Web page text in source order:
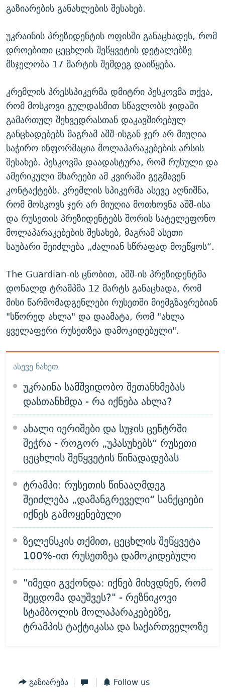
გაზიარების განახლების შესახებ.
უკრაინის პრეზიდენტის ოფისში განაცხადეს, რომ
დროებითი ცეცხლის შეწყვეტის დეტალებზე
მსჯელობა 17 მარტის შემდეგ დაიწყება.
კრემლის პრესსპიკერმა დმიტრი პესკოვმა თქვა,
რომ მოსკოვი გულდასმით სწავლობს ჯიდაში
გამართულ შეხვედრასთან დაკავშირებულ
განცხადებებს მაგრამ აშშ-ისგან ჯერ არ მიუღია
საჭირო ინფორმაცია მოლაპარაკებების არსის
შესახებ. პესკოვმა დაადასტურა, რომ რუსული და
ამერიკული მხარეები ამ კვირაში გეგმავენ
კონტაქტებს. კრემლის სპიკერმა ასევე აღნიშნა,
რომ მოსკოვს ჯერ არ მიუღია მოთხოვნა აშშ-ისა
და რუსეთის პრეზიდენტებს შორის სატელეფონო
მოლაპარაკებების შესახებ, მაგრამ ასეთი
საუბარი შეიძლება „ძალიან სწრაფად მოეწყოს“.
The Guardian-ის ცნობით, აშშ-ის პრეზიდენტმა
დონალდ ტრამპმა 12 მარტს განაცხადა, რომ
მისი წარმომადგენლები რუსეთში მიემგზავრებიან
"სწორედ ახლა" და დაამატა, რომ "ახლა
ყველაფერი რუსეთზეა დამოკიდებული".
ᲐᲡᲔᲕᲔ ᲜᲐᲮᲔᲗ
უკრაინა სამშვიდობო შეთანხმებას
დასთანხმდა - რა იქნება ახლა?
ახალი იერიშები და სუჯის ცენტრში
შეჭრა - როგორ „უპასუხებს“ რუსეთი
ცეცხლის შეწყვეტის წინადადებას
ტრამპი: რუსეთის წინააღმდეგ
შეიძლება „დამანგრეველი“ სანქციები
იქნეს გამოყენებული
ზელენსკის თქმით, ცეცხლის შეწყვეტა
100%-ით რუსეთზეა დამოკიდებული
"იმედი გვქონდა: იქნებ მიხვდნენ, რომ
შეცდომა დაუშვეს?" - რეზნიკოვი
სტამბოლის მოლაპარაკებებზე,
ტრამპის ტაქტიკასა და საქართველოზე
გაზიარება Follow us